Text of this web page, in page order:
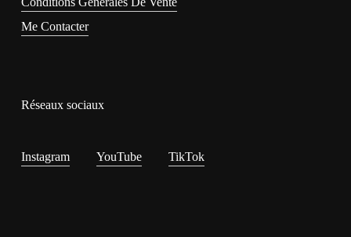
Me Contacter
Réseaux sociaux
Instagram YouTube TikTok